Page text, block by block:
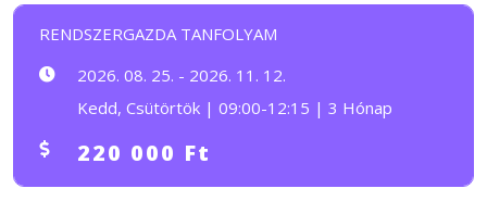
RENDSZERGAZDA TANFOLYAM
2026. 08. 25. - 2026. 11. 12.
Kedd, Csütörtök | 09:00-12:15 | 3 Hónap
220 000 Ft